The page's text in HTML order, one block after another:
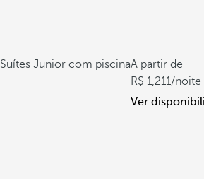
Suítes Junior com piscinaA partir de
1,211/noite
Ver